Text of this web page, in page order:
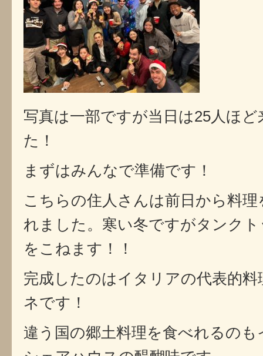
写真は一部ですが当日は25人ほ
た！
まずはみんなで準備です！
こちらの住人さんは前日から料
れました。寒い冬ですがタンク
をこねます！！
完成したのはイタリアの代表的
ネです！
違う国の郷土料理を食べれるの